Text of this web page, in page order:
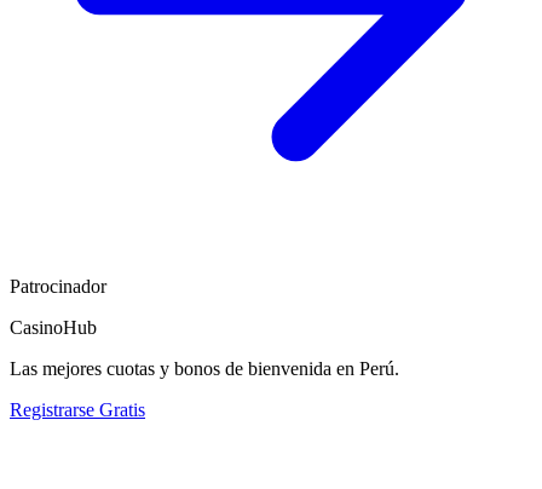
Patrocinador
CasinoHub
Las mejores cuotas y bonos de bienvenida en Perú.
Registrarse Gratis